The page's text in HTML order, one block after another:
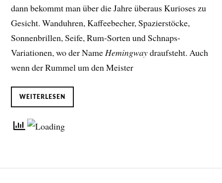
dann bekommt man über die Jahre überaus Kurioses zu
Gesicht. Wanduhren, Kaffeebecher, Spazierstöcke,
Sonnenbrillen, Seife, Rum-Sorten und Schnaps-
Variationen, wo der NameHemingwaydraufsteht. Auch
wenn der Rummel um den Meister
WEITERLESEN